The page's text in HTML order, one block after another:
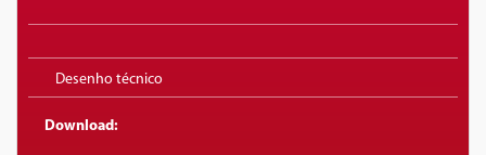
Desenho técnico
Download: